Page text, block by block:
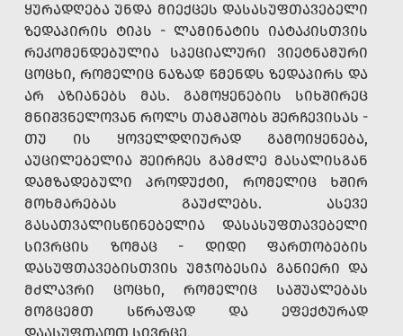
ᲧᲣᲠᲐᲓᲦᲔᲑᲐ ᲣᲜᲓᲐ ᲛᲘᲔᲥᲪᲔᲡ ᲓᲐᲡᲐᲡᲣᲤᲗᲐᲕᲔᲑᲔᲚᲘ
ᲖᲔᲓᲐᲞᲘᲠᲘᲡ ᲢᲘᲞᲡ - ᲚᲐᲛᲘᲜᲐᲢᲘᲡ ᲘᲐᲢᲐᲙᲘᲡᲗᲕᲘᲡ
ᲠᲔᲙᲝᲛᲔᲜᲓᲔᲑᲣᲚᲘᲐ ᲡᲞᲔᲪᲘᲐᲚᲣᲠᲘ ᲕᲘᲔᲢᲜᲐᲛᲣᲠᲘ
ᲪᲝᲪᲮᲘ, ᲠᲝᲛᲔᲚᲘᲪ ᲜᲐᲖᲐᲓ ᲬᲛᲔᲜᲓᲡ ᲖᲔᲓᲐᲞᲘᲠᲡ ᲓᲐ
ᲐᲠ ᲐᲖᲘᲐᲜᲔᲑᲡ ᲛᲐᲡ. ᲒᲐᲛᲝᲧᲔᲜᲔᲑᲘᲡ ᲡᲘᲮᲨᲘᲠᲔᲪ
ᲛᲜᲘᲨᲕᲜᲔᲚᲝᲕᲐᲜ ᲠᲝᲚᲡ ᲗᲐᲛᲐᲨᲝᲑᲡ ᲨᲔᲠᲩᲔᲕᲘᲡᲐᲡ -
ᲗᲣ ᲘᲡ ᲧᲝᲕᲔᲚᲓᲦᲘᲣᲠᲐᲓ ᲒᲐᲛᲝᲘᲧᲔᲜᲔᲑᲐ,
ᲐᲣᲪᲘᲚᲔᲑᲔᲚᲘᲐ ᲨᲔᲘᲠᲩᲔᲡ ᲒᲐᲛᲫᲚᲔ ᲛᲐᲡᲐᲚᲘᲡᲒᲐᲜ
ᲓᲐᲛᲖᲐᲓᲔᲑᲣᲚᲘ ᲞᲠᲝᲓᲣᲥᲢᲘ, ᲠᲝᲛᲔᲚᲘᲪ ᲮᲨᲘᲠ
ᲛᲝᲮᲛᲐᲠᲔᲑᲐᲡ ᲒᲐᲣᲫᲚᲔᲑᲡ. ᲐᲡᲔᲕᲔ
ᲒᲐᲡᲐᲗᲕᲐᲚᲘᲡᲬᲘᲜᲔᲑᲔᲚᲘᲐ ᲓᲐᲡᲐᲡᲣᲤᲗᲐᲕᲔᲑᲔᲚᲘ
ᲡᲘᲕᲠᲪᲘᲡ ᲖᲝᲛᲐᲪ - ᲓᲘᲓᲘ ᲤᲐᲠᲗᲝᲑᲔᲑᲘᲡ
ᲓᲐᲡᲣᲤᲗᲐᲕᲔᲑᲘᲡᲗᲕᲘᲡ ᲣᲛᲯᲝᲑᲔᲡᲘᲐ ᲒᲐᲜᲘᲔᲠᲘ ᲓᲐ
ᲛᲫᲚᲐᲕᲠᲘ ᲪᲝᲪᲮᲘ, ᲠᲝᲛᲔᲚᲘᲪ ᲡᲐᲨᲣᲐᲚᲔᲑᲐᲡ
ᲛᲝᲒᲪᲔᲛᲗ ᲡᲬᲠᲐᲤᲐᲓ ᲓᲐ ᲔᲤᲔᲥᲢᲣᲠᲐᲓ